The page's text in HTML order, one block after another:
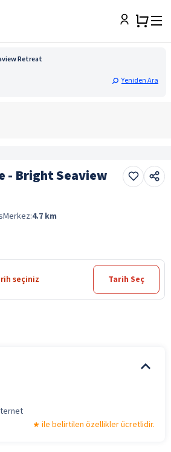
Retreat
Yeniden Ara
- Bright Seaview
Merkez:4.7 km
seçiniz Tarih Seç
ile belirtilen özellikler ücretlidir.